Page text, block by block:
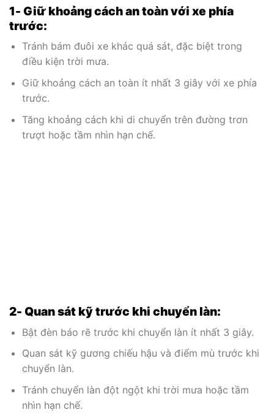
1- Giữ khoảng cách an toàn với xe phía
trước:
Tránh bám đuôi xe khác quá sát, đặc biệt trong
điều kiện trời mưa.
Giữ khoảng cách an toàn ít nhất 3 giây với xe phía
trước.
Tăng khoảng cách khi di chuyển trên đường trơn
trượt hoặc tầm nhìn hạn chế.
2- Quan sát kỹ trước khi chuyển làn:
Bật đèn báo rẽ trước khi chuyển làn ít nhất 3 giây.
Quan sát kỹ gương chiếu hậu và điểm mù trước khi
chuyển làn.
Tránh chuyển làn đột ngột khi trời mưa hoặc tầm
nhìn hạn chế.